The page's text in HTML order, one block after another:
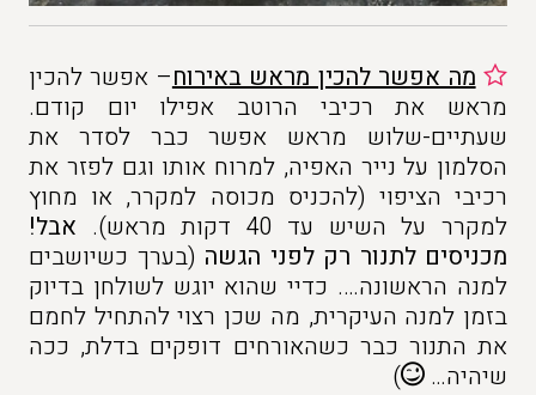
מה אפשר להכין מראש באירוח– אפשר להכין
מראש את רכיבי הרוטב אפילו יום קודם.
שעתיים-שלוש מראש אפשר כבר לסדר את
הסלמון על נייר האפיה, למרוח אותו וגם לפזר את
רכיבי הציפוי (להכניס מכוסה למקרר, או מחוץ
למקרר על השיש עד 40 דקות מראש).
אבל!
מכניסים לתנור רק לפני הגשה (בערך כשיושבים
למנה הראשונה…. כדיי שהוא יוגש לשולחן בדיוק
בזמן למנה העיקרית, מה שכן רצוי להתחיל לחמם
את התנור כבר כשהאורחים דופקים בדלת, ככה
שיהיה…
)